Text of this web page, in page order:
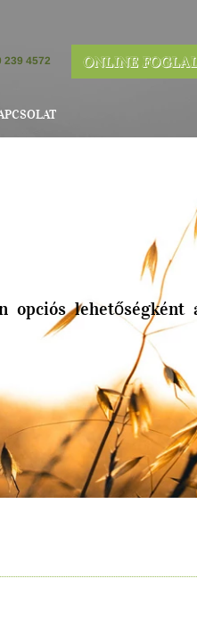
239 4572 ONLINE
opciós lehetőségként